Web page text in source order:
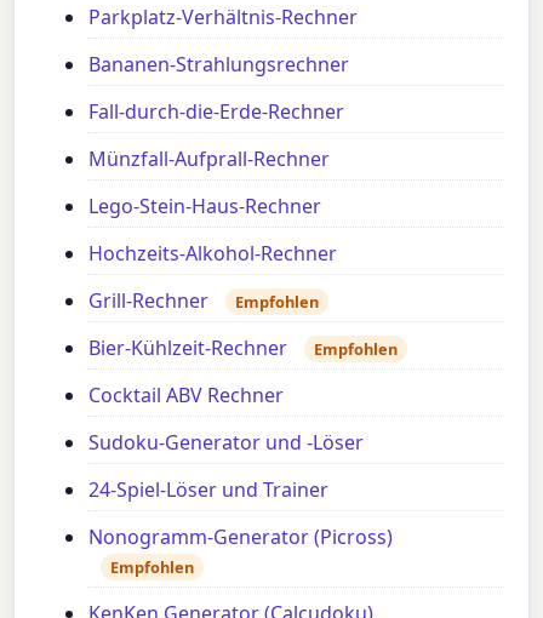
Parkplatz-Verhältnis-Rechner
Bananen-Strahlungsrechner
Fall-durch-die-Erde-Rechner
Münzfall-Aufprall-Rechner
Lego-Stein-Haus-Rechner
Hochzeits-Alkohol-Rechner
Grill-Rechner
Empfohlen
Bier-Kühlzeit-Rechner Empfohlen
Cocktail ABV Rechner
Sudoku-Generator und -Löser
24-Spiel-Löser und Trainer
Nonogramm-Generator (Picross)
Empfohlen